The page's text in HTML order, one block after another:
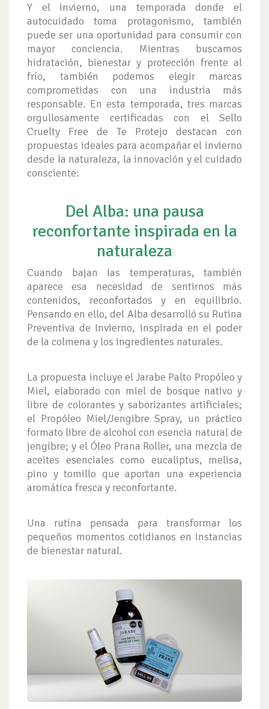
Y el invierno, una temporada donde el
autocuidado toma protagonismo, también
puede ser una oportunidad para consumir con
mayor conciencia. Mientras buscamos
hidratación, bienestar y protección frente al
frío, también podemos elegir marcas
comprometidas con una industria más
responsable. En esta temporada, tres marcas
orgullosamente certificadas con el Sello
Cruelty Free de Te Protejo destacan con
propuestas ideales para acompañar el invierno
desde la naturaleza, la innovación y el cuidado
consciente:
Del Alba: una pausa
reconfortante inspirada en la
naturaleza
Cuando bajan las temperaturas, también
aparece esa necesidad de sentirnos más
contenidos, reconfortados y en equilibrio.
Pensando en ello, del Alba desarrolló su Rutina
Preventiva de Invierno, inspirada en el poder
de la colmena y los ingredientes naturales.
La propuesta incluye el Jarabe Palto Propóleo y
Miel, elaborado con miel de bosque nativo y
libre de colorantes y saborizantes artificiales;
el Propóleo Miel/Jengibre Spray, un práctico
formato libre de alcohol con esencia natural de
jengibre; y el Óleo Prana Roller, una mezcla de
aceites esenciales como eucaliptus, melisa,
pino y tomillo que aportan una experiencia
aromática fresca y reconfortante.
Una rutina pensada para transformar los
pequeños momentos cotidianos en instancias
de bienestar natural.